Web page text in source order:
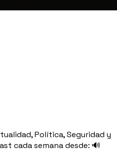
Política, Seguridad y
cada semana desde: 🔊